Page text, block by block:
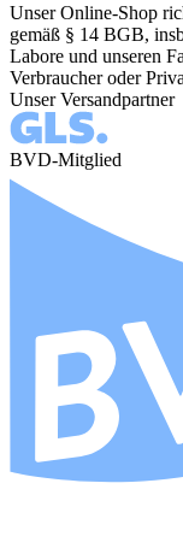
Unser Online-Shop
gemäß § 14 BGB,
Labore und unseren
Verbraucher oder
Unser Versandpartner
BVD-Mitglied